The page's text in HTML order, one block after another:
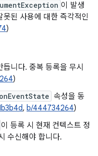
이 발생
된 사용에 대한 즉각적인
)
니다. 중복 등록을 무시
)
속성을 동
Ib3b4d, b/444734264)
이 등록 시 현재 컨텍스트 정
수신해야 합니다.